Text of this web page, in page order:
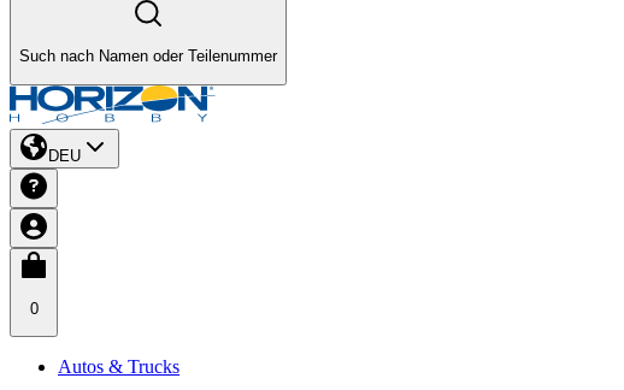
Such nach Namen oder Teilenummer
DEU
0
Autos & Trucks